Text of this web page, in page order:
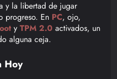
y la libertad de jugar
progreso. En PC, ojo,
y TPM 2.0 activados, un
alguna ceja.
Hoy